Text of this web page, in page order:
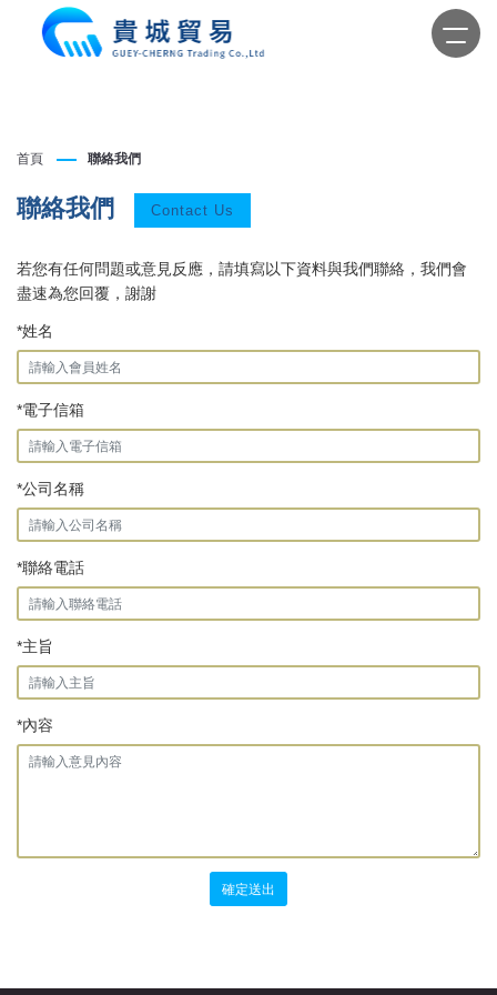
首頁 聯絡我們
聯絡我們 Contact Us
若您有任何問題或意見反應，請填寫以下資料與我們聯絡，我們會
盡速為您回覆，謝謝
*姓名
*電子信箱
*公司名稱
*聯絡電話
*主旨
*內容
確定送出